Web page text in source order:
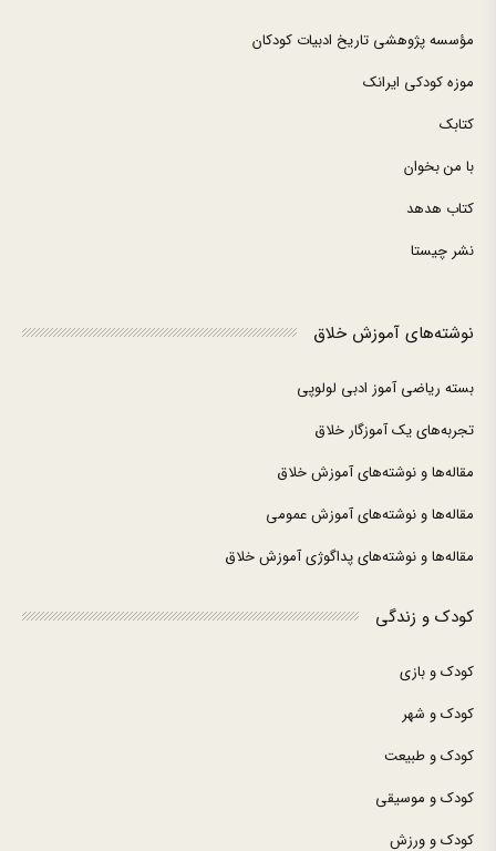
مؤسسه پژوهشی تاریخ ادبیات کودکان
موزه کودکی ایرانک
کتابک
با من بخوان
کتاب هدهد
نشر چیستا
نوشته‌های آموزش خلاق
بسته ریاضی آموز ادبی لولوپی
تجربه‌های یک آموزگار خلاق
مقاله‌ها و نوشته‌های آموزش خلاق
مقاله‌ها و نوشته‌های آموزش عمومی
مقاله‌ها و نوشته‌های پداگوژی آموزش خلاق
کودک و زندگی
کودک و بازی
کودک و شهر
کودک و طبیعت
کودک و موسیقی
کودک و ورزش